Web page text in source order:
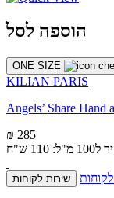
הוספה לסל
ONE SIZE
KILIAN PARIS
Angels’ Share Hand
₪ 285
110 ש"ח
שירות לקוחות